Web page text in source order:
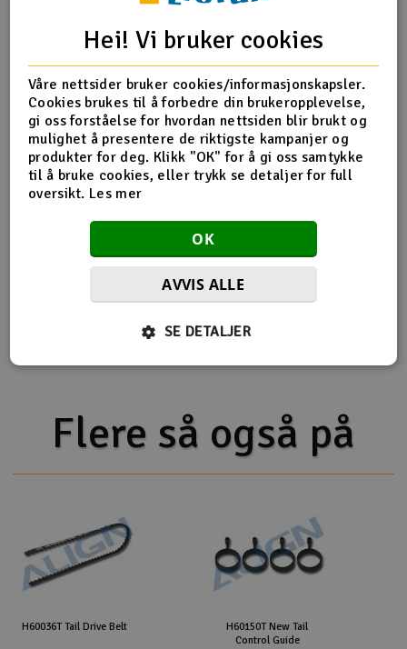
Smarthjem, lek & hobby
Sparkesykler & elkjøretøy
Verktøy, utstyr & tilbehør
Gavekort
reinforcement plate and brace compare with frame
main frame, under extreme 3D maneuver, you can strongly
feel its solid reinforcement from its structure.
Shapely Reinforcement Brace (R) x 1
Shapely Reinforcement Brace (L) x 1
550L Front Frame Mounting Bolt x 1(M3x54mm)
Collar Screw x 4(M3x9.5mm)
Socket Screw x 2(M3x8mm)
Flere så også på
H60036T Tail Drive Belt
H60150T New Tail
Control Guide
Hei! Vi bruker cookies
Våre nettsider bruker cookies/informasjonskapsler.
Cookies brukes til å forbedre din brukeropplevelse,
gi oss forståelse for hvordan nettsiden blir brukt og
mulighet å presentere de riktigste kampanjer og
produkter for deg. Klikk "OK" for å gi oss samtykke
til å bruke cookies, eller trykk se detaljer for full
oversikt. Les mer
OK
AVVIS ALLE
SE DETALJER